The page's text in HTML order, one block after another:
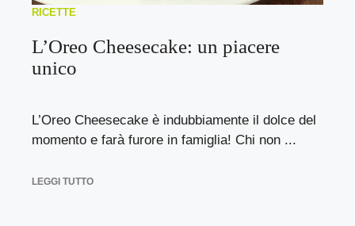
RICETTE
L’Oreo Cheesecake: un piacere
unico
L’Oreo Cheesecake è indubbiamente il dolce del
momento e farà furore in famiglia! Chi non ...
LEGGI TUTTO